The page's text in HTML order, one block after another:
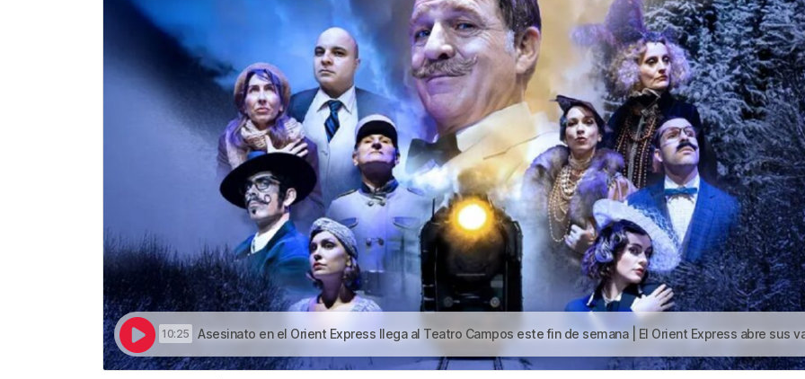
10:25 Asesinato en el Orient Express llega al Teatro Campos este fin de semana | El Orient Express abre sus vagones en Bilbao para revivir el clásico de Agatha